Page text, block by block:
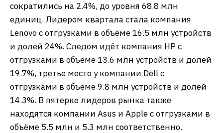
сократились на 2.4%, до уровня 68.8 млн
единиц. Лидером квартала стала компания
Lenovo с отгрузками в объёме 16.5 млн устройств
и долей 24%. Следом идёт компания HP с
отгрузками в объёме 13.6 млн устройств и долей
19.7%, третье место у компании Dell с
отгрузками в объёме 9.8 млн устройств и долей
14.3%. В пятерке лидеров рынка также
находятся компании Asus и Apple с отгрузками в
объёме 5.5 млн и 5.3 млн соответственно.